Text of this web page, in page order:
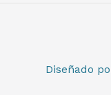
Diseñado